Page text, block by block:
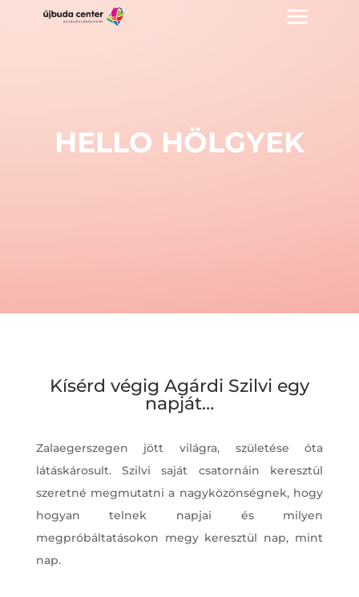
HELLO HÖLGYEK
Kísérd végig Agárdi Szilvi egy
napját…
Zalaegerszegen jött világra, születése óta
látáskárosult. Szilvi saját csatornáin keresztül
szeretné megmutatni a nagyközönségnek, hogy
hogyan telnek napjai és milyen
megpróbáltatásokon megy keresztül nap, mint
nap.